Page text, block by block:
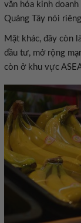
văn hóa kinh
Quảng Tây nói
Mặt khác, đây còn
đầu tư, mở rộng
còn ở khu vực